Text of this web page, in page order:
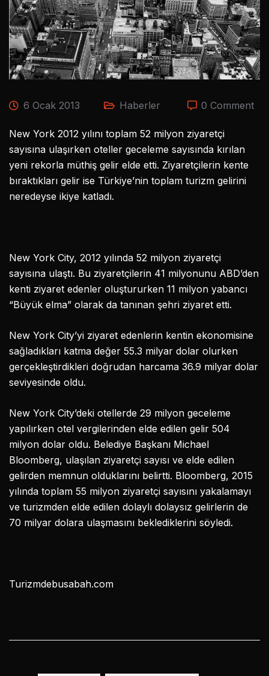
6 Ocak 2013 Haberler 0 Comment
New York 2012 yılını toplam 52 milyon ziyaretçi
sayısına ulaşırken oteller geceleme sayısında kırılan
yeni rekorla müthiş gelir elde etti. Ziyaretçilerin kente
bıraktıkları gelir ise Türkiye’nin toplam turizm gelirini
neredeyse ikiye katladı.
New York City, 2012 yılında 52 milyon ziyaretçi
sayısına ulaştı. Bu ziyaretçilerin 41 milyonunu ABD’den
kenti ziyaret edenler oluştururken 11 milyon yabancı
“Büyük elma” olarak da tanınan şehri ziyaret etti.
New York City’yi ziyaret edenlerin kentin ekonomisine
sağladıkları katma değer 55.3 milyar dolar olurken
gerçekleştirdikleri doğrudan harcama 36.9 milyar dolar
seviyesinde oldu.
New York City’deki otellerde 29 milyon geceleme
yapılırken otel vergilerinden elde edilen gelir 504
milyon dolar oldu. Belediye Başkanı Michael
Bloomberg, ulaşılan ziyaretçi sayısı ve elde edilen
gelirden memnun olduklarını belirtti. Bloomberg, 2015
yılında toplam 55 milyon ziyaretçi sayısını yakalamayı
ve turizmden elde edilen dolaylı dolaysız gelirlerin de
70 milyar dolara ulaşmasını beklediklerini söyledi.
Turizmdebusabah.com